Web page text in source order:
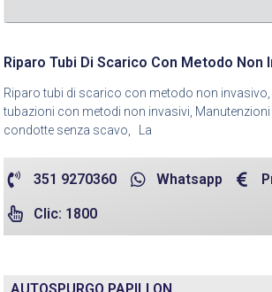
Riparo Tubi Di Scarico Con Metodo Non
Riparo tubi di scarico con metodo non
tubazioni con metodi non invasivi, Manutenzioni
condotte senza scavo, La
351 9270360 Whatsapp
Clic: 1800